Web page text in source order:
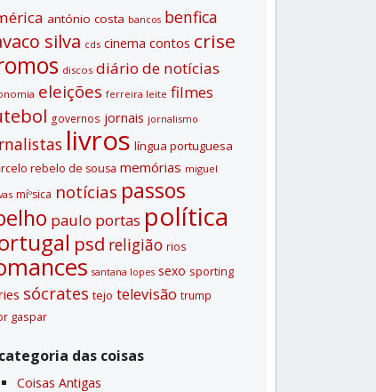
antónio costa bancos benfica
silva cds cinema contos crise
discos diário de notí­cias
eleições ferreira leite filmes
governos jornais jornalismo
livros lí­ngua portuguesa
rebelo de sousa memórias miguel
míºsica notí­cias passos
paulo portas polí­tica
psd religião rios
santana lopes sexo sporting
sócrates tejo televisão trump
gaspar
das coisas
Coisas Antigas